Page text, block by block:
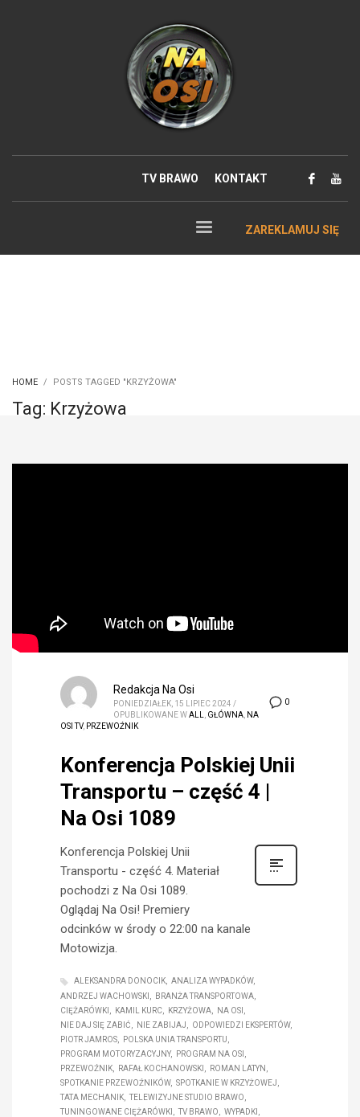
TV BRAWO KONTAKT
ZAREKLAMUJ SIĘ
HOME POSTS TAGGED "KRZYŻOWA"
Tag: Krzyżowa
0
Redakcja Na Osi
PONIEDZIAŁEK, 15 LIPIEC 2024 /
OPUBLIKOWANE WALL, GŁÓWNA, NA
OSI TV, PRZEWOŹNIK
Konferencja Polskiej Unii
Transportu – część 4 |
Na Osi 1089
Konferencja Polskiej Unii
Transportu - część 4. Materiał
pochodzi z Na Osi 1089.
Oglądaj Na Osi! Premiery
odcinków w środy o 22:00 na kanale
Motowizja.
ALEKSANDRA DONOCIK
ANALIZA WYPADKÓW
ANDRZEJ WACHOWSKI
BRANŻA TRANSPORTOWA
CIĘŻARÓWKI
KAMIL KURC KRZYŻOWA
NA OSI
NIE DAJ SIĘ ZABIĆ
NIE ZABIJAJ
ODPOWIEDZI EKSPERTÓW
PIOTR JAMROS
POLSKA UNIA TRANSPORTU
PROGRAM MOTORYZACYJNY
PROGRAM NA OSI
PRZEWOŹNIK
RAFAŁ KOCHANOWSKI
ROMAN LATYN
SPOTKANIE PRZEWOŹNIKÓW
SPOTKANIE W KRZYŻOWEJ
TATA MECHANIK
TELEWIZYJNE STUDIO BRAWO
TUNINGOWANE CIĘŻARÓWKI
TV BRAWO WYPADKI